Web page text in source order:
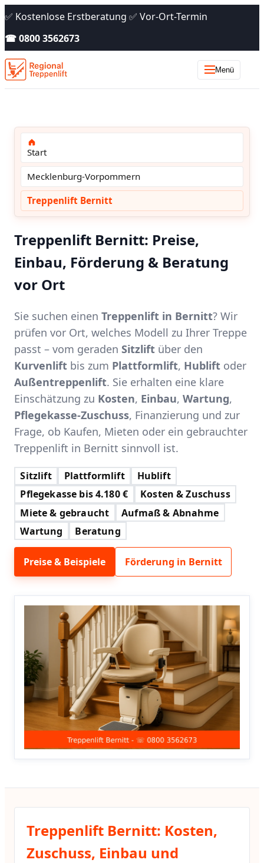
✅ Kostenlose Erstberatung ✅ Vor-Ort-Termin
☎ 0800 3562673
Menü
Start
Mecklenburg-Vorpommern
Treppenlift Bernitt
Treppenlift Bernitt: Preise,
Einbau, Förderung & Beratung
vor Ort
Sie suchen einen Treppenlift in Bernitt? Wir
prüfen vor Ort, welches Modell zu Ihrer Treppe
passt – vom geraden Sitzlift über den
Kurvenlift bis zum Plattformlift, Hublift oder
Außentreppenlift. Sie erhalten eine klare
Einschätzung zu Kosten, Einbau, Wartung,
Pflegekasse-Zuschuss, Finanzierung und zur
Frage, ob Kaufen, Mieten oder ein gebrauchter
Treppenlift in Bernitt sinnvoll ist.
Sitzlift Plattformlift
Hublift
Pflegekasse bis 4.180 €
Kosten & Zuschuss
Miete & gebraucht
Aufmaß & Abnahme
Wartung
Beratung
Preise & Beispiele Förderung in Bernitt
Treppenlift Bernitt: Kosten,
Zuschuss, Einbau und